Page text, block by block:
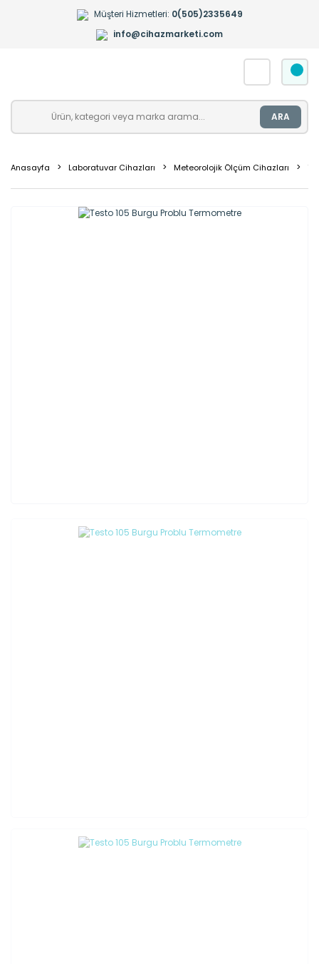
Müşteri Hizmetleri: 0(505)2335649
info@cihazmarketi.com
ARA
Anasayfa Laboratuvar Cihazları Meteorolojik Ölçüm Cihazları